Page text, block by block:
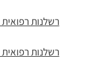
רשלנות רפואית
רשלנות